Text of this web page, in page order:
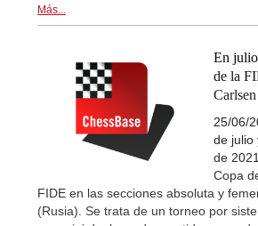
Más...
En
de la
Carlsen
25/06/
de julio
de
Copa
FIDE en las secciones absoluta y
(Rusia). Se trata de un torneo por